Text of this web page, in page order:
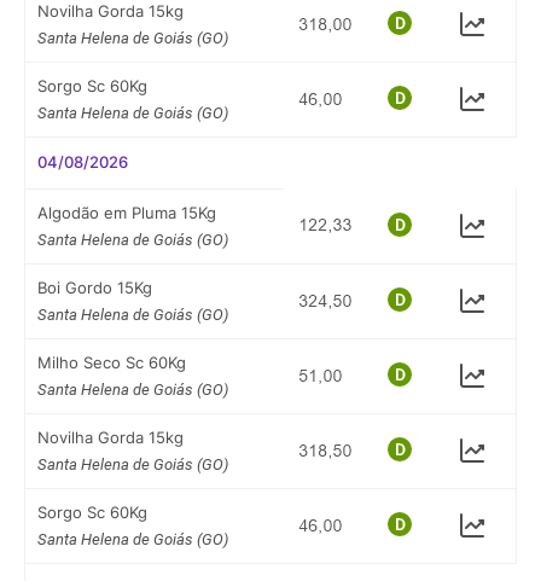
Novilha Gorda 15kg
Santa Helena de Goiás (GO)
Sorgo Sc 60Kg
Santa Helena de Goiás (GO)
04/08/2026
Algodão em Pluma 15Kg
Santa Helena de Goiás (GO)
Boi Gordo 15Kg
Santa Helena de Goiás (GO)
Milho Seco Sc 60Kg
Santa Helena de Goiás (GO)
Novilha Gorda 15kg
Santa Helena de Goiás (GO)
Sorgo Sc 60Kg
Santa Helena de Goiás (GO)